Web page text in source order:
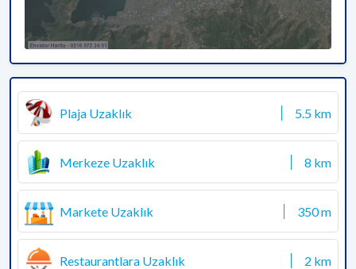
Plaja Uzaklık 5.5 km
Merkeze Uzaklık 8 km
Markete Uzaklık 350 m
Restaurantlara Uzaklık 2 km